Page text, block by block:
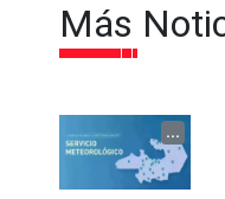
Más
...